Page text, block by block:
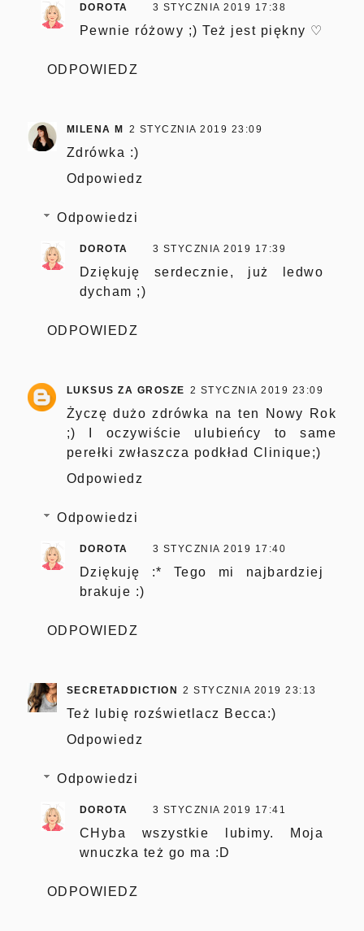
DOROTA 3 STYCZNIA 2019 17:38
Pewnie różowy ;) Też jest piękny ♡
ODPOWIEDZ
MILENA M 2 STYCZNIA 2019 23:09
Zdrówka :)
Odpowiedz
Odpowiedzi
DOROTA 3 STYCZNIA 2019 17:39
Dziękuję serdecznie, już ledwo
dycham ;)
ODPOWIEDZ
LUKSUS ZA GROSZE 2 STYCZNIA 2019 23:09
Życzę dużo zdrówka na ten Nowy Rok
;) I oczywiście ulubieńcy to same
perełki zwłaszcza podkład Clinique;)
Odpowiedz
Odpowiedzi
DOROTA 3 STYCZNIA 2019 17:40
Dziękuję :* Tego mi najbardziej
brakuje :)
ODPOWIEDZ
SECRETADDICTION 2 STYCZNIA 2019 23:13
Też lubię rozświetlacz Becca:)
Odpowiedz
Odpowiedzi
DOROTA 3 STYCZNIA 2019 17:41
CHyba wszystkie lubimy. Moja
wnuczka też go ma :D
ODPOWIEDZ